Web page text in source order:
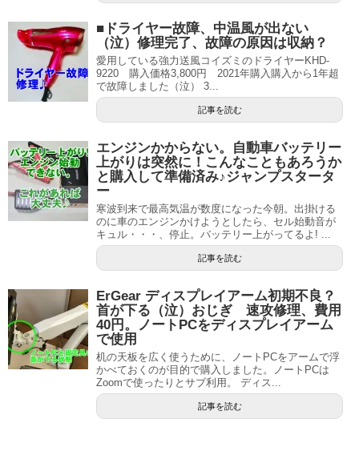
■ドライヤー故障、中温風が出ない
（泣）修理完了、故障の原因は収納？
愛用している強力送風コイズミのドライヤーKHD-
9220 購入価格3,800円 2021年購入購入から1年超
で故障しました（泣） 3...
記事を読む
エンジンかからない。自動車バッテリー
上がりは突然に！こんなこともあろうか
と購入して準備済み♪ジャンプスタータ
ー
寒波到来で最高気温が数度になった今朝。出掛ける
のに車のエンジンかけようとしたら、セル始動音が
キュル・・・、停止。バッテリー上がってるよ! ...
記事を読む
ErGear ディスプレイアーム初期不良？
首が下る（泣）おじぎ 速攻修理、費用
40円。ノートPCをディスプレイアーム
で使用
机の天板を広く使うために、ノートPCをアームで浮
かべておくのが目的で購入しました。ノートPCは
Zoomで使ったりとサブ利用。 ディス...
記事を読む